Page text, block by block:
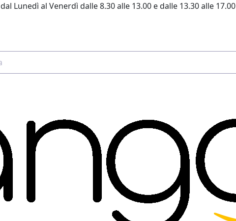
dal Lunedì al Venerdì dalle 8.30 alle 13.00 e dalle 13.30 alle 17.00